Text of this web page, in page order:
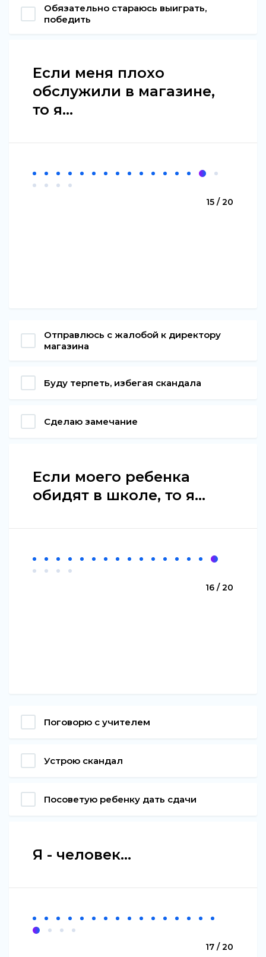
Обязательно стараюсь выиграть,
победить
Если меня плохо
обслужили в магазине,
то я...
15 / 20
Отправлюсь с жалобой к директору
магазина
Буду терпеть, избегая скандала
Сделаю замечание
Если моего ребенка
обидят в школе, то я...
16 / 20
Поговорю с учителем
Устрою скандал
Посоветую ребенку дать сдачи
Я - человек...
17 / 20